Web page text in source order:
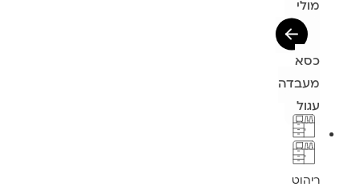
מולי
כסא
מעבדה
עגול
ריהוט